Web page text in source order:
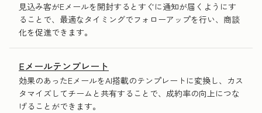
見込み客がEメールを開封するとすぐに通知が届くようにす
ることで、最適なタイミングでフォローアップを行い、商談
化を促進できます。
Eメールテンプレート
効果のあったEメールをAI搭載のテンプレートに変換し、カス
タマイズしてチームと共有することで、成約率の向上につな
げることができます。